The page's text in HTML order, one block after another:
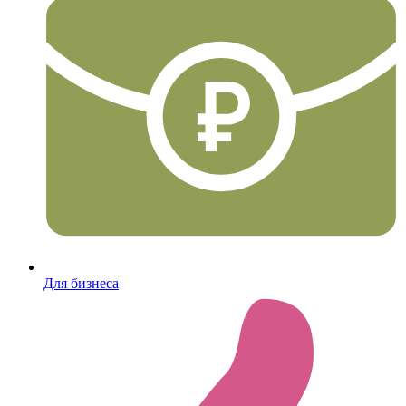
Для бизнеса